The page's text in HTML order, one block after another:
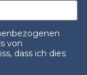
von
dass ich dies